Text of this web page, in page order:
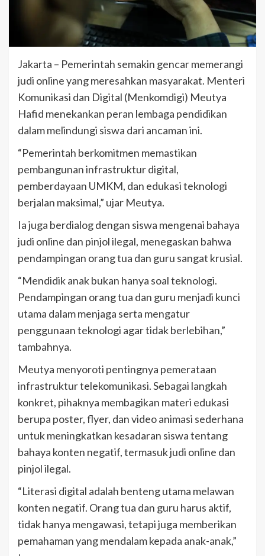
Jakarta – Pemerintah semakin gencar memerangi
judi online yang meresahkan masyarakat. Menteri
Komunikasi dan Digital (Menkomdigi) Meutya
Hafid menekankan peran lembaga pendidikan
dalam melindungi siswa dari ancaman ini.
“Pemerintah berkomitmen memastikan
pembangunan infrastruktur digital,
pemberdayaan UMKM, dan edukasi teknologi
berjalan maksimal,” ujar Meutya.
Ia juga berdialog dengan siswa mengenai bahaya
judi online dan pinjol ilegal, menegaskan bahwa
pendampingan orang tua dan guru sangat krusial.
“Mendidik anak bukan hanya soal teknologi.
Pendampingan orang tua dan guru menjadi kunci
utama dalam menjaga serta mengatur
penggunaan teknologi agar tidak berlebihan,”
tambahnya.
Meutya menyoroti pentingnya pemerataan
infrastruktur telekomunikasi. Sebagai langkah
konkret, pihaknya membagikan materi edukasi
berupa poster, flyer, dan video animasi sederhana
untuk meningkatkan kesadaran siswa tentang
bahaya konten negatif, termasuk judi online dan
pinjol ilegal.
“Literasi digital adalah benteng utama melawan
konten negatif. Orang tua dan guru harus aktif,
tidak hanya mengawasi, tetapi juga memberikan
pemahaman yang mendalam kepada anak-anak,”